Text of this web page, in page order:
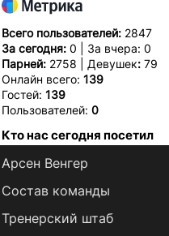
Всего пользователей: 2847
За сегодня: 0 | За вчера: 0
Парней: 2758 | Девушек: 79
Онлайн всего: 139
Гостей: 139
Пользователей: 0
Кто нас сегодня посетил
Арсен Венгер
Состав команды
Тренерский штаб